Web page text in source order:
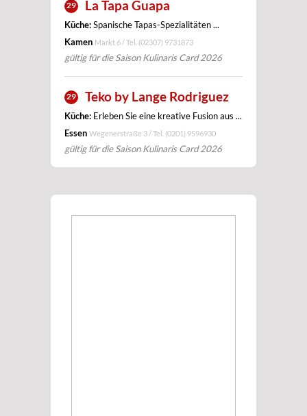
29 La Tapa Guapa
Küche:Spanische Tapas-Spezialitäten ...
Kamen Markt 6 / Tel. (02307) 9731873
gültig für die Saison Kulinaris Card 2026
29 Teko by Lange Rodriguez
Küche: Erleben Sie eine kreative Fusion aus ...
Essen Wegenerstraße 3 / Tel. (0201) 9596930
gültig für die Saison Kulinaris Card 2026